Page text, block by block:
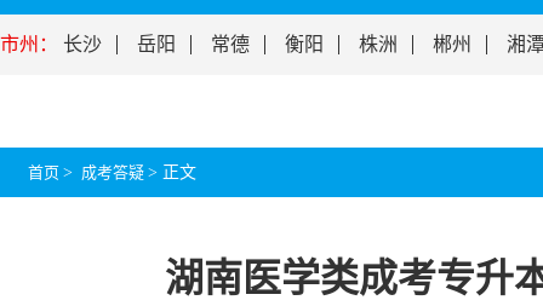
市州： 长沙 岳阳 常德 衡阳 株洲 郴州 湘
首页 > 成考答疑 > 正文
湖南医学类成考专升